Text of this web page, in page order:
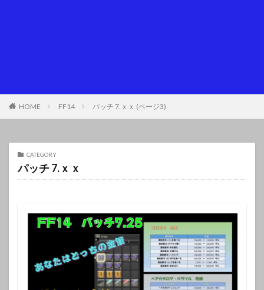
HOME FF14 パッチ 7.ｘｘ (ページ3)
CATEGORY
パッチ 7.ｘｘ